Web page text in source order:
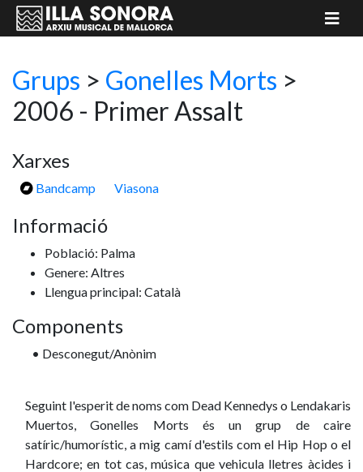
Grups > Gonelles Morts >
2006 - Primer Assalt
Xarxes
Bandcamp Viasona
Informació
Població: Palma
Genere: Altres
Llengua principal: Català
Components
• Desconegut/Anònim
Seguint l'esperit de noms com Dead Kennedys o Lendakaris
Muertos, Gonelles Morts és un grup de caire
satíric/humorístic, a mig camí d'estils com el Hip Hop o el
Hardcore; en tot cas, música que vehicula lletres àcides i